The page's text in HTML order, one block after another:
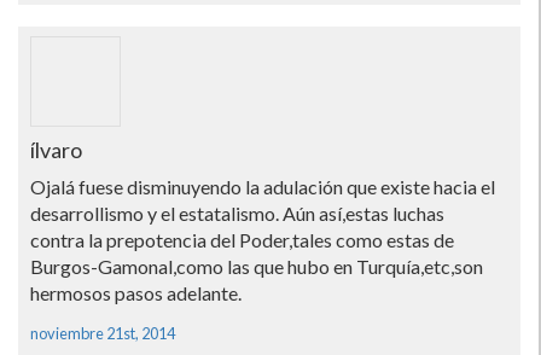
ílvaro
Ojalá fuese disminuyendo la adulación que existe hacia el
desarrollismo y el estatalismo. Aún así­,estas luchas
contra la prepotencia del Poder,tales como estas de
Burgos-Gamonal,como las que hubo en Turquí­a,etc,son
hermosos pasos adelante.
noviembre 21st, 2014